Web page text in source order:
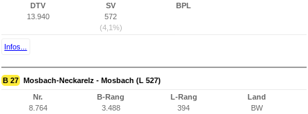
DTV
13.940
SV
572
(4,1%)
BPL
Infos...
B 27 Mosbach-Neckarelz - Mosbach (L 527)
Nr.
8.764
B-Rang
3.488
L-Rang
394
Land
BW